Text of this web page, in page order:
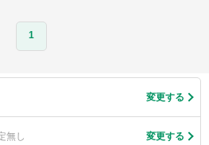
1
変更する
無し 変更する